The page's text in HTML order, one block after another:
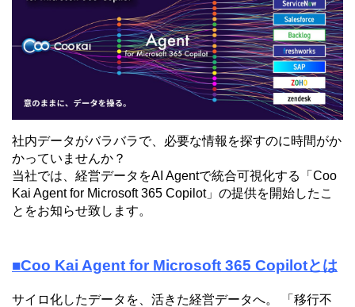
社内データがバラバラで、必要な情報を探すのに時間がか
かっていませんか？
当社では、経営データをAI Agentで統合可視化する「Coo
Kai Agent for Microsoft 365 Copilot」の提供を開始したこ
とをお知らせ致します。
■Coo Kai Agent for Microsoft 365 Copilotとは
サイロ化したデータを、活きた経営データへ。 「移行不